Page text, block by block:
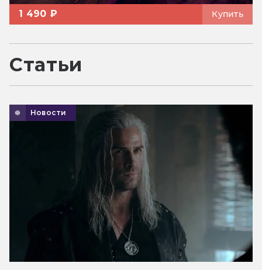
1 490 ₽ Купить
Статьи
Новости